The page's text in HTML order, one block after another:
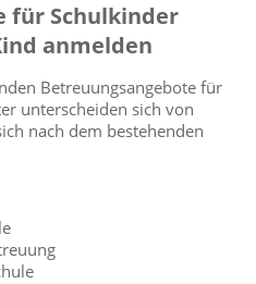
für Schulkinder
anmelden
Betreuungsangebote für
unterscheiden sich von
nach dem bestehenden